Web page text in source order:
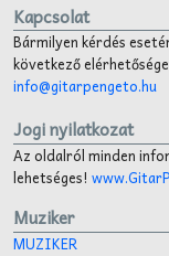
Kapcsolat
Bármilyen kérdés
következő
info@gitarpengeto.hu
Jogi nyilatkozat
Az oldalról minden
lehetséges!
Muziker
MUZIKER